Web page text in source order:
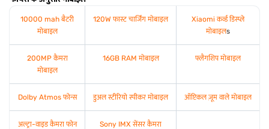
10000 mah बैटरी
मोबाइल
120W फास्ट चार्जिंग मोबाइल
Xiaomi कर्व्ड डिस्प्ले
मोबाइलs
200MP कैमरा
मोबाइल
16GB RAM मोबाइल फ्लैगशिप मोबाइल
Dolby Atmos फोन्स डुअल स्टीरियो स्पीकर मोबाइल ऑप्टिकल ज़ूम वाले मोबाइल
अल्ट्रा-वाइड कैमरा फोन
Sony IMX सेंसर कैमरा